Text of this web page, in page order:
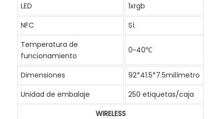
LED
1xrgb
NFC
Sí.
Temperatura de
funcionamiento
0~40℃
Dimensiones
92*41.5*7.5milímetro
Unidad de embalaje
250 etiquetas/caja
WIRELESS